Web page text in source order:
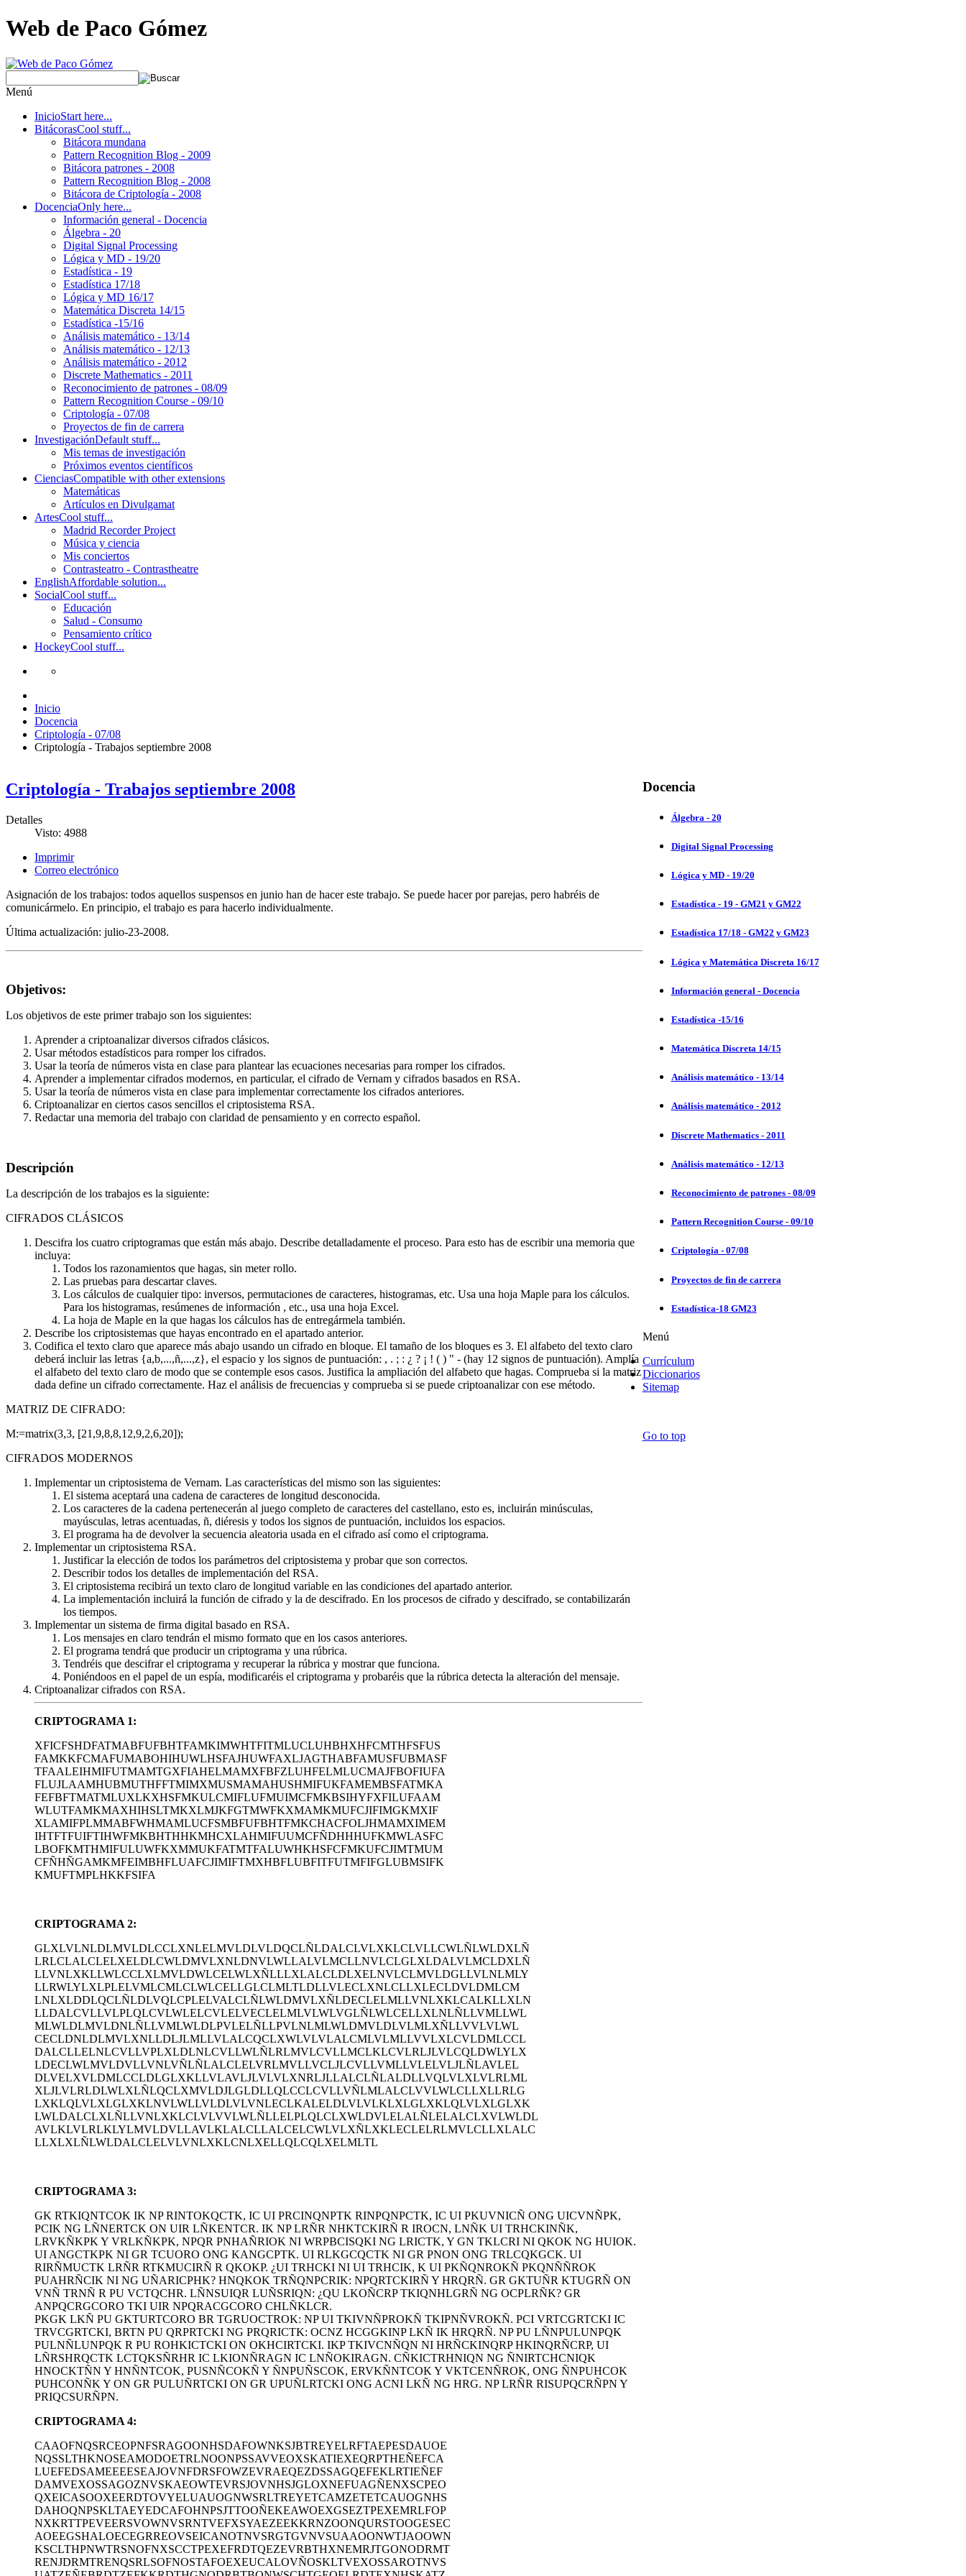
Web de Paco Gómez
Menú
InicioStart here...
BitácorasCool stuff...
Bitácora mundana
Pattern Recognition Blog - 2009
Bitácora patrones - 2008
Pattern Recognition Blog - 2008
Bitácora de Criptología - 2008
DocenciaOnly here...
Información general - Docencia
Álgebra - 20
Digital Signal Processing
Lógica y MD - 19/20
Estadística - 19
Estadística 17/18
Lógica y MD 16/17
Matemática Discreta 14/15
Estadística -15/16
Análisis matemático - 13/14
Análisis matemático - 12/13
Análisis matemático - 2012
Discrete Mathematics - 2011
Reconocimiento de patrones - 08/09
Pattern Recognition Course - 09/10
Criptología - 07/08
Proyectos de fin de carrera
InvestigaciónDefault stuff...
Mis temas de investigación
Próximos eventos científicos
CienciasCompatible with other extensions
Matemáticas
Artículos en Divulgamat
ArtesCool stuff...
Madrid Recorder Project
Música y ciencia
Mis conciertos
Contrasteatro - Contrastheatre
EnglishAffordable solution...
SocialCool stuff...
Educación
Salud - Consumo
Pensamiento crítico
HockeyCool stuff...
Inicio
Docencia
Criptología - 07/08
Criptología - Trabajos septiembre 2008
Criptología - Trabajos septiembre 2008
Detalles
Visto: 4988
Imprimir
Correo electrónico
Asignación de los trabajos: todos aquellos suspensos en junio han de hacer este trabajo. Se puede hacer por parejas, pero habréis de
comunicármelo. En principio, el trabajo es para hacerlo individualmente.
Última actualización: julio-23-2008.
Objetivos:
Los objetivos de este primer trabajo son los siguientes:
Aprender a criptoanalizar diversos cifrados clásicos.
Usar métodos estadísticos para romper los cifrados.
Usar la teoría de números vista en clase para plantear las ecuaciones necesarias para romper los cifrados.
Aprender a implementar cifrados modernos, en particular, el cifrado de Vernam y cifrados basados en RSA.
Usar la teoría de números vista en clase para implementar correctamente los cifrados anteriores.
Criptoanalizar en ciertos casos sencillos el criptosistema RSA.
Redactar una memoria del trabajo con claridad de pensamiento y en correcto español.
Descripción
La descripción de los trabajos es la siguiente:
CIFRADOS CLÁSICOS
Descifra los cuatro criptogramas que están más abajo. Describe detalladamente el proceso. Para esto has de escribir una memoria que
incluya:
Todos los razonamientos que hagas, sin meter rollo.
Las pruebas para descartar claves.
Los cálculos de cualquier tipo: inversos, permutaciones de caracteres, histogramas, etc. Usa una hoja Maple para los cálculos.
Para los histogramas, resúmenes de información , etc., usa una hoja Excel.
La hoja de Maple en la que hagas los cálculos has de entregármela también.
Describe los criptosistemas que hayas encontrado en el apartado anterior.
Codifica el texto claro que aparece más abajo usando un cifrado en bloque. El tamaño de los bloques es 3. El alfabeto del texto claro
deberá incluir las letras {a,b,...,ñ,...,z}, el espacio y los signos de puntuación: , . ; : ¿ ? ¡ ! ( ) " - (hay 12 signos de puntuación). Amplía
el alfabeto del texto claro de modo que se contemple esos casos. Justifica la ampliación del alfabeto que hagas. Comprueba si la matriz
dada define un cifrado correctamente. Haz el análisis de frecuencias y comprueba si se puede criptoanalizar con ese método.
MATRIZ DE CIFRADO:
M:=matrix(3,3, [21,9,8,8,12,9,2,6,20]);
CIFRADOS MODERNOS
Implementar un criptosistema de Vernam. Las características del mismo son las siguientes:
El sistema aceptará una cadena de caracteres de longitud desconocida.
Los caracteres de la cadena pertenecerán al juego completo de caracteres del castellano, esto es, incluirán minúsculas,
mayúsculas, letras acentuadas, ñ, diéresis y todos los signos de puntuación, incluidos los espacios.
El programa ha de devolver la secuencia aleatoria usada en el cifrado así como el criptograma.
Implementar un criptosistema RSA.
Justificar la elección de todos los parámetros del criptosistema y probar que son correctos.
Describir todos los detalles de implementación del RSA.
El criptosistema recibirá un texto claro de longitud variable en las condiciones del apartado anterior.
La implementación incluirá la función de cifrado y la de descifrado. En los procesos de cifrado y descifrado, se contabilizarán
los tiempos.
Implementar un sistema de firma digital basado en RSA.
Los mensajes en claro tendrán el mismo formato que en los casos anteriores.
El programa tendrá que producir un criptograma y una rúbrica.
Tendréis que descifrar el criptograma y recuperar la rúbrica y mostrar que funciona.
Poniéndoos en el papel de un espía, modificaréis el criptograma y probaréis que la rúbrica detecta la alteración del mensaje.
Criptoanalizar cifrados con RSA.
CRIPTOGRAMA 1:
XFICFSHDFATMABFUFBHTFAMKIMWHTFITMLUCLUHBHXHFCMTHFSFUS
FAMKKFCMAFUMABOHIHUWLHSFAJHUWFAXLJAGTHABFAMUSFUBMASF
TFAALEIHMIFUTMAMTGXFIAHELMAMXFBFZLUHFELMLUCMAJFBOFIUFA
FLUJLAAMHUBMUTHFFTMIMXMUSMAMAHUSHMIFUKFAMEMBSFATMKA
FEFBFTMATMLUXLKXHSFMKULCMIFLUFMUIMCFMKBSIHYFXFILUFAAM
WLUTFAMKMAXHIHSLTMKXLMJKFGTMWFKXMAMKMUFCJIFIMGKMXIF
XLAMIFPLMMABFWHMAMLUCFSMBFUFBHTFMKCHACFOLJHMAMXIMEM
IHTFTFUIFTIHWFMKBHTHHKMHCXLAHMIFUUMCFÑDHHHUFKMWLASFC
LBOFKMTHMIFULUWFKXMMUKFATMTFALUWHKHSFCFMKUFCJIMTMUM
CFÑHÑGAMKMFEIMBHFLUAFCJIMIFTMXHBFLUBFITFUTMFIFGLUBMSIFK
KMUFTMPLHKKFSIFA
CRIPTOGRAMA 2:
GLXLVLNLDLMVLDLCCLXNLELMVLDLVLDQCLÑLDALCLVLXKLCLVLLCWLÑLWLDXLÑ
LRLCLALCLELXELDLCWLDMVLXNLDNVLWLLALVLMCLLNVLCLGLXLDALVLMCLDXLÑ
LLVNLXKLLWLCCLXLMVLDWLCELWLXÑLLLXLALCLDLXELNVLCLMVLDGLLVLNLMLY
LLRWLYLXLPLELVMLCMLCLWLCELLGLCLMLTLDLLVLECLXNLCLLXLECLDVLDMLCM
LNLXLDDLQCLÑLDLVQLCPLELVALCLÑLWLDMVLXÑLDECLELMLLVNLXKLCALKLLXLN
LLDALCVLLVLPLQLCVLWLELCVLELVECLELMLVLWLVGLÑLWLCELLXLNLÑLLVMLLWL
MLWLDLMVLDNLÑLLVMLWLDLPVLELÑLLPVLNLMLWLDMVLDLVLMLXÑLLVVLVLWL
CECLDNLDLMVLXNLLDLJLMLLVLALCQCLXWLVLVLALCMLVLMLLVVLXLCVLDMLCCL
DALCLLELNLCVLLVPLXLDLNLCVLLWLÑLRLMVLCVLLMCLKLCVLRLJLVLCQLDWLYLX
LDECLWLMVLDVLLVNLVÑLÑLALCLELVRLMVLLVCLJLCVLLVMLLVLELVLJLÑLAVLEL
DLVELXVLDMLCCLDLGLXKLLVLAVLJLVLVLXNRLJLLALCLÑLALDLLVQLVLXLVLRLML
XLJLVLRLDLWLXLÑLQCLXMVLDJLGLDLLQLCCLCVLLVÑLMLALCLVVLWLCLLXLLRLG
LXKLQLVLXLGLXKLNVLWLLVLDLVLVNLECLKALELDLVLVLKLXLGLXKLQLVLXLGLXK
LWLDALCLXLÑLLVNLXKLCLVLVVLWLÑLLELPLQLCLXWLDVLELALÑLELALCLXVLWLDL
AVLKLVLRLKLYLMVLDVLLAVLKLALCLLALCELCWLVLXÑLXKLECLELRLMVLCLLXLALC
LLXLXLÑLWLDALCLELVLVNLXKLCNLXELLQLCQLXELMLTL
CRIPTOGRAMA 3:
GK RTKIQNTCOK IK NP RINTOKQCTK, IC UI PRCINQNPTK RINPQNPCTK, IC UI PKUVNICÑ ONG UICVNÑPK,
PCIK NG LÑNERTCK ON UIR LÑKENTCR. IK NP LRÑR NHKTCKIRÑ R IROCN, LNÑK UI TRHCKINÑK,
LRVKÑKPK Y VRLKÑKPK, NPQR PNHAÑRIOK NI WRPBCISQKI NG LRICTK, Y GN TKLCRI NI QKOK NG HUIOK.
UI ANGCTKPK NI GR TCUORO ONG KANGCPTK. UI RLKGCQCTK NI GR PNON ONG TRLCQKGCK. UI
RIRÑMUCTK LRÑR RTKMUCIRÑ R QKOKP. ¿UI TRHCKI NI UI TRHCIK, K UI PKÑQNROKÑ PKQNÑÑROK
PUAHRÑCIK NI NG UÑARICPHK? HNQKOK TRÑQNPCRIK: NPQRTCKIRÑ Y HRQRÑ. GR GKTUÑR KTUGRÑ ON
VNÑ TRNÑ R PU VCTQCHR. LÑNSUIQR LUÑSRIQN: ¿QU LKOÑCRP TKIQNHLGRÑ NG OCPLRÑK? GR
ANPQCRGCORO TKI UIR NPQRACGCORO CHLÑKLCR.
PKGK LKÑ PU GKTURTCORO BR TGRUOCTROK: NP UI TKIVNÑPROKÑ TKIPNÑVROKÑ. PCI VRTCGRTCKI IC
TRVCGRTCKI, BRTN PU QRPRTCKI NG PRQRICTK: OCNZ HCGGKINP LKÑ IK HRQRÑ. NP PU LÑNPULUNPQK
PULNÑLUNPQK R PU ROHKICTCKI ON OKHCIRTCKI. IKP TKIVCNÑQN NI HRÑCKINQRP HKINQRÑCRP, UI
LÑRSHRQCTK LCTQKSÑRHR IC LKIONÑRAGN IC LNÑOKIRAGN. CÑKICTRHNIQN NG ÑNIRTCHCNIQK
HNOCKTÑN Y HNÑNTCOK, PUSNÑCOKÑ Y ÑNPUÑSCOK, ERVKÑNTCOK Y VKTCENÑROK, ONG ÑNPUHCOK
PUHCONÑK Y ON GR PULUÑRTCKI ON GR UPUÑLRTCKI ONG ACNI LKÑ NG HRG. NP LRÑR RISUPQCRÑPN Y
PRIQCSURÑPN.
CRIPTOGRAMA 4:
CAAOFNQSRCEOPNFSRAGOONHSDAFOWNKSJBTREYELRFTAEPESDAUOE
NQSSLTHKNOSEAMODOETRLNOONPSSAVVEOXSKATIEXEQRPTHEÑEFCA
LUEFEDSAMEEEESEAJOVNFDRSFOWZEVRAEQEZDSSAGQEFEKLRTIEÑEF
DAMVEXOSSAGOZNVSKAEOWTEVRSJOVNHSJGLOXNEFUAGÑENXSCPEO
QXEICASOOXEERDTOVYELUAUOGNWSRLTREYETCAMZETETCAUOGNHS
DAHOQNPSKLTAEYEDCAFOHNPSJTTOOÑEKEAWOEXGSEZTPEXEMRLFOP
NXKRTTPEVEERSVOWNVSRNTVEFXSYAEZEEKKRNZOONQURSTOOGESEC
AOEEGSHALOECEGRREOVSEICANOTNVSRGTGVNVSUAAOONWTJAOOWN
KSCLTHPNWTRSNOFNXSCCTPEXEFRDTQEZEVRBTHXNEMRJTGONODRMT
RENJDRMTRENQSRLSOFNOSTAFOEXEUCALOVÑOSKLTVEXOSSAROTNVS
Docencia
Álgebra - 20
Digital Signal Processing
Lógica y MD - 19/20
Estadística - 19 - GM21 y GM22
Estadística 17/18 - GM22 y GM23
Lógica y Matemática Discreta 16/17
Información general - Docencia
Estadística -15/16
Matemática Discreta 14/15
Análisis matemático - 13/14
Análisis matemático - 2012
Discrete Mathematics - 2011
Análisis matemático - 12/13
Reconocimiento de patrones - 08/09
Pattern Recognition Course - 09/10
Criptología - 07/08
Proyectos de fin de carrera
Estadística-18 GM23
Menú
Currículum
Diccionarios
Sitemap
Go to top